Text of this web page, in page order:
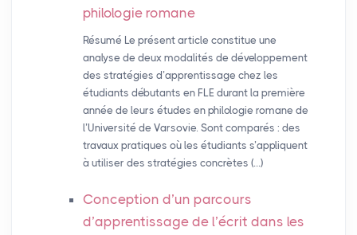
philologie romane
Résumé Le présent article constitue une
analyse de deux modalités de développement
des stratégies d’apprentissage chez les
étudiants débutants en FLE durant la première
année de leurs études en philologie romane de
l’Université de Varsovie. Sont comparés : des
travaux pratiques où les étudiants s’appliquent
à utiliser des stratégies concrètes (…)
Conception d’un parcours
d’apprentissage de l’écrit dans les